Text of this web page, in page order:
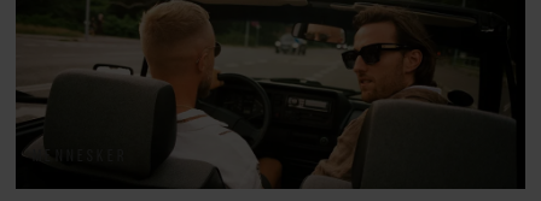
MENNESKER